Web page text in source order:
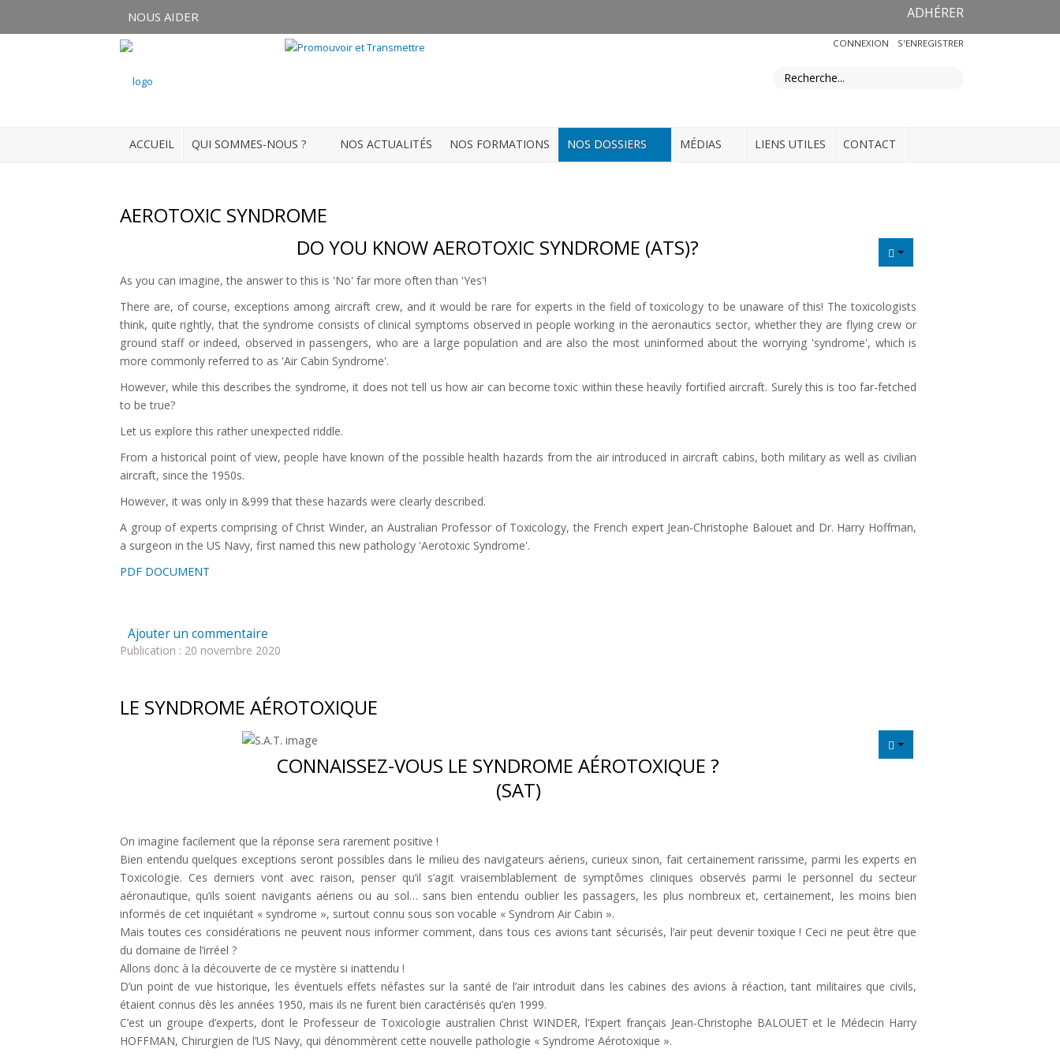
QUI SOMMES-NOUS ?
NOUS AIDER ADHÉRER
CONNEXION S'ENREGISTRER
ACCUEIL QUI SOMMES-NOUS ? NOS ACTUALITÉS NOS FORMATIONS NOS DOSSIERS MÉDIAS LIENS UTILES CONTACT
AEROTOXIC SYNDROME
DO YOU KNOW AEROTOXIC SYNDROME (ATS)?
As you can imagine, the answer to this is 'No' far more often than 'Yes'!
There are, of course, exceptions among aircraft crew, and it would be rare for experts in the field of toxicology to be unaware of this! The toxicologists
think, quite rightly, that the syndrome consists of clinical symptoms observed in people working in the aeronautics sector, whether they are flying crew or
ground staff or indeed, observed in passengers, who are a large population and are also the most uninformed about the worrying 'syndrome', which is
more commonly referred to as 'Air Cabin Syndrome'.
However, while this describes the syndrome, it does not tell us how air can become toxic within these heavily fortified aircraft. Surely this is too far-fetched
to be true?
Let us explore this rather unexpected riddle.
From a historical point of view, people have known of the possible health hazards from the air introduced in aircraft cabins, both military as well as civilian
aircraft, since the 1950s.
However, it was only in &999 that these hazards were clearly described.
A group of experts comprising of Christ Winder, an Australian Professor of Toxicology, the French expert Jean-Christophe Balouet and Dr. Harry Hoffman,
a surgeon in the US Navy, first named this new pathology 'Aerotoxic Syndrome'.
PDF DOCUMENT
Ajouter un commentaire
Publication : 20 novembre 2020
LE SYNDROME AÉROTOXIQUE
CONNAISSEZ-VOUS LE SYNDROME AÉROTOXIQUE ?
(SAT)
On imagine facilement que la réponse sera rarement positive !
Bien entendu quelques exceptions seront possibles dans le milieu des navigateurs aériens, curieux sinon, fait certainement rarissime, parmi les experts en
Toxicologie. Ces derniers vont avec raison, penser qu’il s’agit vraisemblablement de symptômes cliniques observés parmi le personnel du secteur
aéronautique, qu’ils soient navigants aériens ou au sol… sans bien entendu oublier les passagers, les plus nombreux et, certainement, les moins bien
informés de cet inquiétant « syndrome », surtout connu sous son vocable « Syndrom Air Cabin ».
Mais toutes ces considérations ne peuvent nous informer comment, dans tous ces avions tant sécurisés, l’air peut devenir toxique ! Ceci ne peut être que
du domaine de l’irréel ?
Allons donc à la découverte de ce mystère si inattendu !
D’un point de vue historique, les éventuels effets néfastes sur la santé de l’air introduit dans les cabines des avions à réaction, tant militaires que civils,
étaient connus dès les années 1950, mais ils ne furent bien caractérisés qu’en 1999.
C’est un groupe d’experts, dont le Professeur de Toxicologie australien Christ WINDER, l’Expert français Jean-Christophe BALOUET et le Médecin Harry
HOFFMAN, Chirurgien de l’US Navy, qui dénommèrent cette nouvelle pathologie « Syndrome Aérotoxique ».